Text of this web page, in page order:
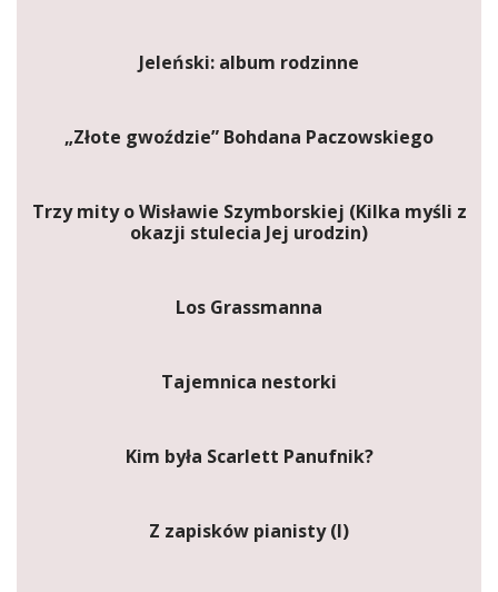
Jeleński: album rodzinne
„Złote gwoździe” Bohdana Paczowskiego
Trzy mity o Wisławie Szymborskiej (Kilka myśli z
okazji stulecia Jej urodzin)
Los Grassmanna
Tajemnica nestorki
Kim była Scarlett Panufnik?
Z zapisków pianisty (I)